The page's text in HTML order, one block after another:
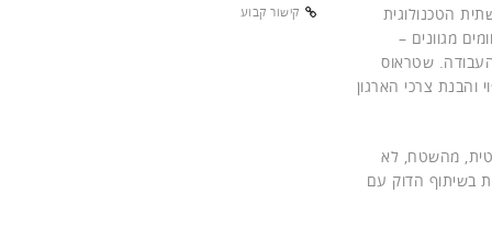
קישור קבוע
הטכנולוגית
מתחומים מגוונים –
העבודה. שטראוס
והבנת צרכי הארגון
מהשטח, לא
בשיתוף הדוק עם